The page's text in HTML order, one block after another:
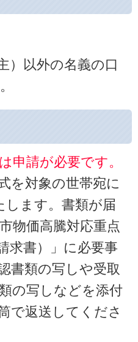
）以外の名義の口
申請が必要です。
を対象の世帯宛に
します。書類が届
物価高騰対応重点
求書）」に必要事
書類の写しや受取
の写しなどを添付
で返送してくださ